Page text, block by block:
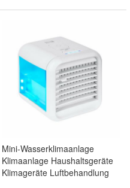
Mini-Wasserklimaanlage
Klimaanlage Haushaltsgeräte
Klimageräte Luftbehandlung